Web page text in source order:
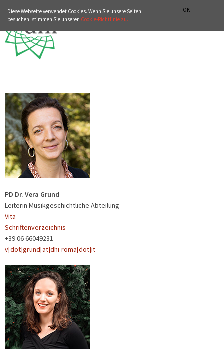
OK
Diese Webseite verwendet Cookies. Wenn Sie unsere Seiten
besuchen, stimmen Sie unserer Cookie-Richtlinie zu.
PD Dr. Vera Grund
Leiterin Musikgeschichtliche Abteilung
Vita
Schriftenverzeichnis
+39 06 66049231
v[dot]grund[at]dhi-roma[dot]it